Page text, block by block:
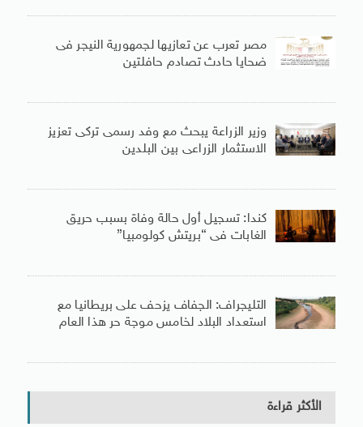
مصر تعرب عن تعازيها لجمهورية النيجر فى
ضحايا حادث تصادم حافلتين
وزير الزراعة يبحث مع وفد رسمى تركى تعزيز
الاستثمار الزراعى بين البلدين
كندا: تسجيل أول حالة وفاة بسبب حريق
الغابات فى “بريتش كولومبيا”
التليجراف: الجفاف يزحف على بريطانيا مع
استعداد البلاد لخامس موجة حر هذا العام
الأكثر قراءة